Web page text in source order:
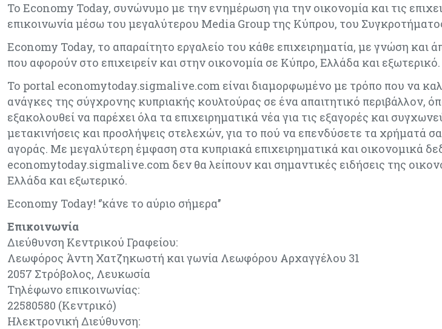
Το Economy Today, συνώνυμο με την ενημέρωση για την οικονομία και τις
επικοινωνία μέσω του μεγαλύτερου Media Group της Κύπρου, του
Economy Today, το απαραίτητο εργαλείο του κάθε επιχειρηματία, με γνώση και
που αφορούν στο επιχειρείν και στην οικονομία σε Κύπρο, Ελλάδα και εξωτερικό.
Το portal economytoday.sigmalive.com είναι διαμορφωμένο με τρόπο που να
ανάγκες της σύγχρονης κυπριακής κουλτούρας σε ένα απαιτητικό περιβάλλον,
εξακολουθεί να παρέχει όλα τα επιχειρηματικά νέα για τις εξαγορές και
μετακινήσεις και προσλήψεις στελεχών, για το πού να επενδύσετε τα χρήματά
αγοράς. Με μεγαλύτερη έμφαση στα κυπριακά επιχειρηματικά και οικονομικά
economytoday.sigmalive.com δεν θα λείπουν και σημαντικές ειδήσεις της
Ελλάδα και εξωτερικό.
Economy Today! ‘’κάνε το αύριο σήμερα’’
Επικοινωνία
Διεύθυνση Kεντρικού Γραφείου:
Λεωφόρος Άντη Χατζηκωστή και γωνία Λεωφόρου Αρχαγγέλου 31
2057 Στρόβολος, Λευκωσία
Τηλέφωνο επικοινωνίας:
22580580 (Κεντρικό)
Ηλεκτρονική Διεύθυνση: